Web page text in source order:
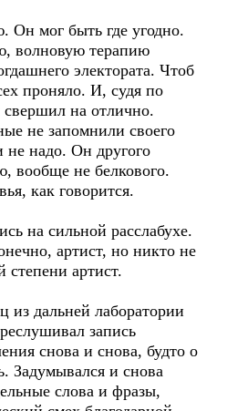
мог быть где угодно.
волновую терапию
электората. Чтоб
проняло. И, судя по
на отлично.
не запомнили своего
не надо. Он другого
вообще не белкового.
как говорится.
на сильной расслабухе.
артист, но никто не
степени артист.
дальней лаборатории
запись
снова и снова, будто о
Задумывался и снова
слова и фразы,